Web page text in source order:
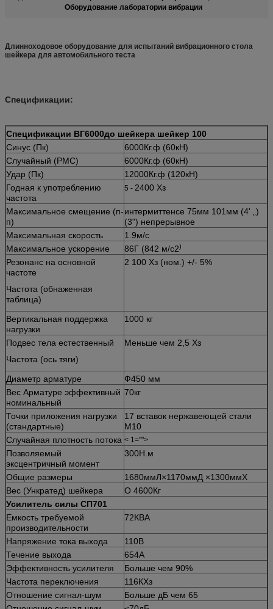
Оборудование лаборатории вибрации
Длинноходовое оборудование для испытаний вибрационного стола
шейкера для автомобильного теста
Спецификации:
Спецификации ВГ6000до шейкера шейкер 100
Синус (Пк)
6000Кг.ф (60кН)
Случайный (РМС)
6000Кг.ф (60кН)
Удар (Пк)
12000Кг.ф (120кН)
Годная к употреблению
частота
5 - 2400 Хз
Максимальное смещение (п-
п)
интермиттенсе 75мм 101мм (4' „)
(3") непрерывное
Максимальная скорость
1.9м/с
Максимальное ускорение
86Г (842 м/с2)
Резонанс на основной
частоте
Частота (обнаженная
таблица)
2 100 Хз (ном.) +/- 5%
Вертикальная поддержка
нагрузки
1000 кг
Подвес тела естественный
Частота (ось тяги)
Меньше чем 2,5 Хз
Диаметр арматуре
Ф450 мм
Вес Арматуре эффективный
номинальный
70кг
Точки приложения нагрузки
(стандартные)
17 вставок нержавеющей стали
М10
Случайная плотность потока < 1="">
Позволяемый
эксцентричный момент
300Н.м
Общие размеры
1680ммЛ×1170ммД ×1300ммХ
Вес (Ункратед) шейкера
О 4600Кг
Усилитель силы СП701
Емкость требуемой
производительности
72КВА
Напряжение тока выхода
110В
Течение выхода
654А
Эффективность усилителя
Больше чем 90%
Частота переключения
116КХз
Отношение сигнал-шум
Больше дБ чем 65